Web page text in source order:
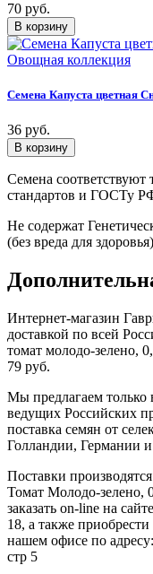
70 руб.
Семена Капуста цветная
36 руб.
Семена
стандартов и ГОСТу
Не содержат
(без вреда для здоровья)
Интернет-магазин
доставкой по всей
томат молодо-зелено,
79 руб.
Мы предлагаем
ведущих Российских
поставка семян от
Голландии, Германии
Поставки
Томат Молодо-зелено,
заказать on-line на
18, а также приобрести
нашем офисе по
стр 5